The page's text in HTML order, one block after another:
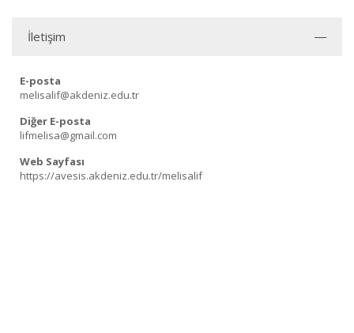
İletişim
E-posta
melisalif@akdeniz.edu.tr
Diğer E-posta
lifmelisa@gmail.com
Web Sayfası
https://avesis.akdeniz.edu.tr/melisalif